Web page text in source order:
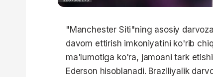
"Manchester Siti"ning asosiy
davom ettirish imkoniyatini ko'rib
ma'lumotiga ko'ra, jamoani tark
Ederson hisoblanadi. Braziliyalik